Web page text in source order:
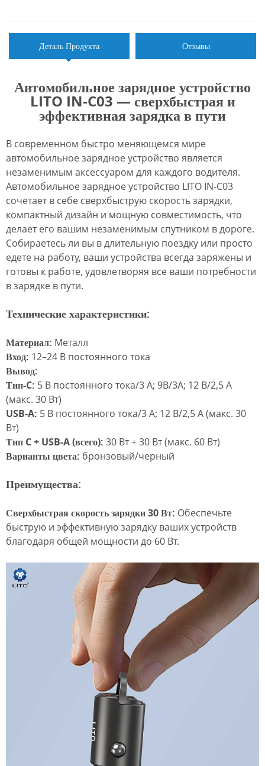
Деталь Продукта Отзывы
Автомобильное зарядное устройство
LITO IN-C03 — сверхбыстрая и
эффективная зарядка в пути
В современном быстро меняющемся мире
автомобильное зарядное устройство является
незаменимым аксессуаром для каждого водителя.
Автомобильное зарядное устройство LITO IN-C03
сочетает в себе сверхбыструю скорость зарядки,
компактный дизайн и мощную совместимость, что
делает его вашим незаменимым спутником в дороге.
Собираетесь ли вы в длительную поездку или просто
едете на работу, ваши устройства всегда заряжены и
готовы к работе, удовлетворяя все ваши потребности
в зарядке в пути.
Технические характеристики:
Материал: Металл
Вход: 12–24 В постоянного тока
Вывод:
Тип-C: 5 В постоянного тока/3 А; 9В/3А; 12 В/2,5 А
(макс. 30 Вт)
USB-A: 5 В постоянного тока/3 А; 12 В/2,5 А (макс. 30
Вт)
Тип C + USB-A (всего): 30 Вт + 30 Вт (макс. 60 Вт)
Варианты цвета: бронзовый/черный
Преимущества:
Сверхбыстрая скорость зарядки 30 Вт: Обеспечьте
быструю и эффективную зарядку ваших устройств
благодаря общей мощности до 60 Вт.